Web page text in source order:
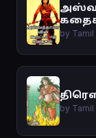
by Tamil
by Tamil